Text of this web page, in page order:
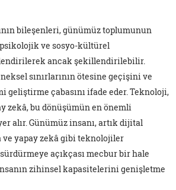
bileşenleri, günümüz toplumunun
ve sosyo-kültürel
ancak şekillendirilebilir.
sınırlarının ötesine geçişini ve
geliştirme çabasını ifade eder. Teknoloji,
zekâ, bu dönüşümün en önemli
alır. Günümüz insanı, artık dijital
ve yapay zekâ gibi teknolojiler
sürdürmeye açıkçası mecbur bir hale
zihinsel kapasitelerini genişletme